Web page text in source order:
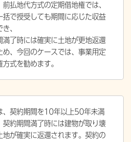
前払地代方式の定期借地権では、
括で授受しても期間に応じた収益
、
満了時には確実に土地が更地返還
め、今回のケースでは、事業用定
式を勧めます。
、契約期間を10年以上50年未満
契約期間満了時には建物が取り壊
地が確実に返還されます。契約の